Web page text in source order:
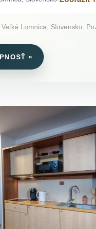
Lomnica, Slovensko.
»